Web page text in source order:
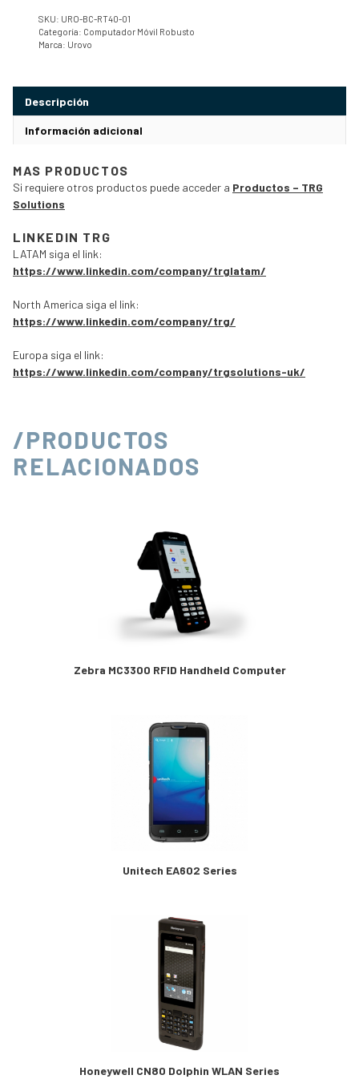
SKU: URO-BC-RT40-01
Categoría: Computador Móvil Robusto
Marca: Urovo
Descripción
Información adicional
MAS PRODUCTOS
Si requiere otros productos puede acceder a Productos – TRG
Solutions
LINKEDIN TRG
LATAM siga el link:
https://www.linkedin.com/company/trglatam/
North America siga el link:
https://www.linkedin.com/company/trg/
Europa siga el link:
https://www.linkedin.com/company/trgsolutions-uk/
/PRODUCTOS
RELACIONADOS
Zebra MC3300 RFID Handheld Computer
Unitech EA602 Series
Honeywell CN80 Dolphin WLAN Series